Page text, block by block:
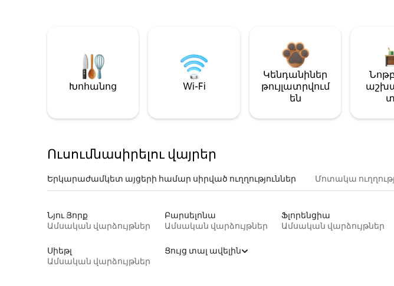
Խոհանոց Wi-Fi
Կենդանիներ
թույլատրվում
են
Ուսումնասիրելու վայրեր
Երկարաժամկետ այցերի համար սիրված ուղղություններ Մոտակա
Նյու Յորք
Ամսական վարձույթներ
Բարսելոնա
Ամսական վարձույթներ
Ֆլորենցիա
Ամսական վարձույթներ
Սիեթլ
Ամսական վարձույթներ
Ցույց տալ ավելին